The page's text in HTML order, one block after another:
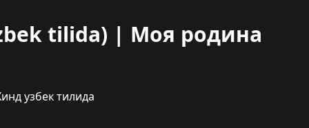
tilida) | Моя родина
узбек тилида